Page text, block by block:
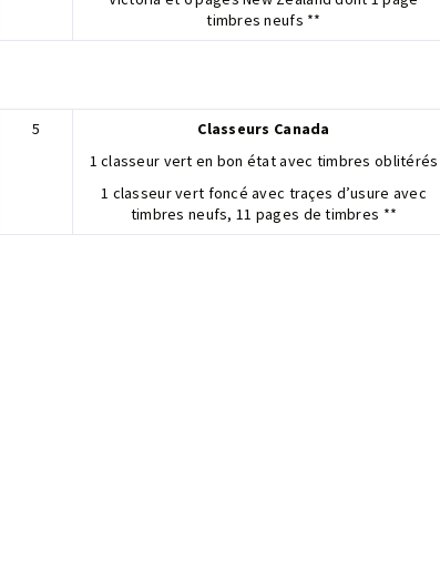
timbres neufs **
5
Classeurs Canada
1 classeur vert en bon état avec timbres oblitérés
1 classeur vert foncé avec traçes d’usure avec
timbres neufs, 11 pages de timbres **